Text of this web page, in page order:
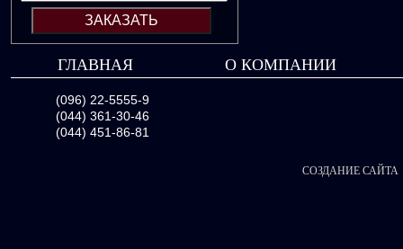
ГЛАВНАЯ О КОМПАНИИ
(096) 22-5555-9
(044) 361-30-46
(044) 451-86-81
СОЗДАНИЕ САЙТА